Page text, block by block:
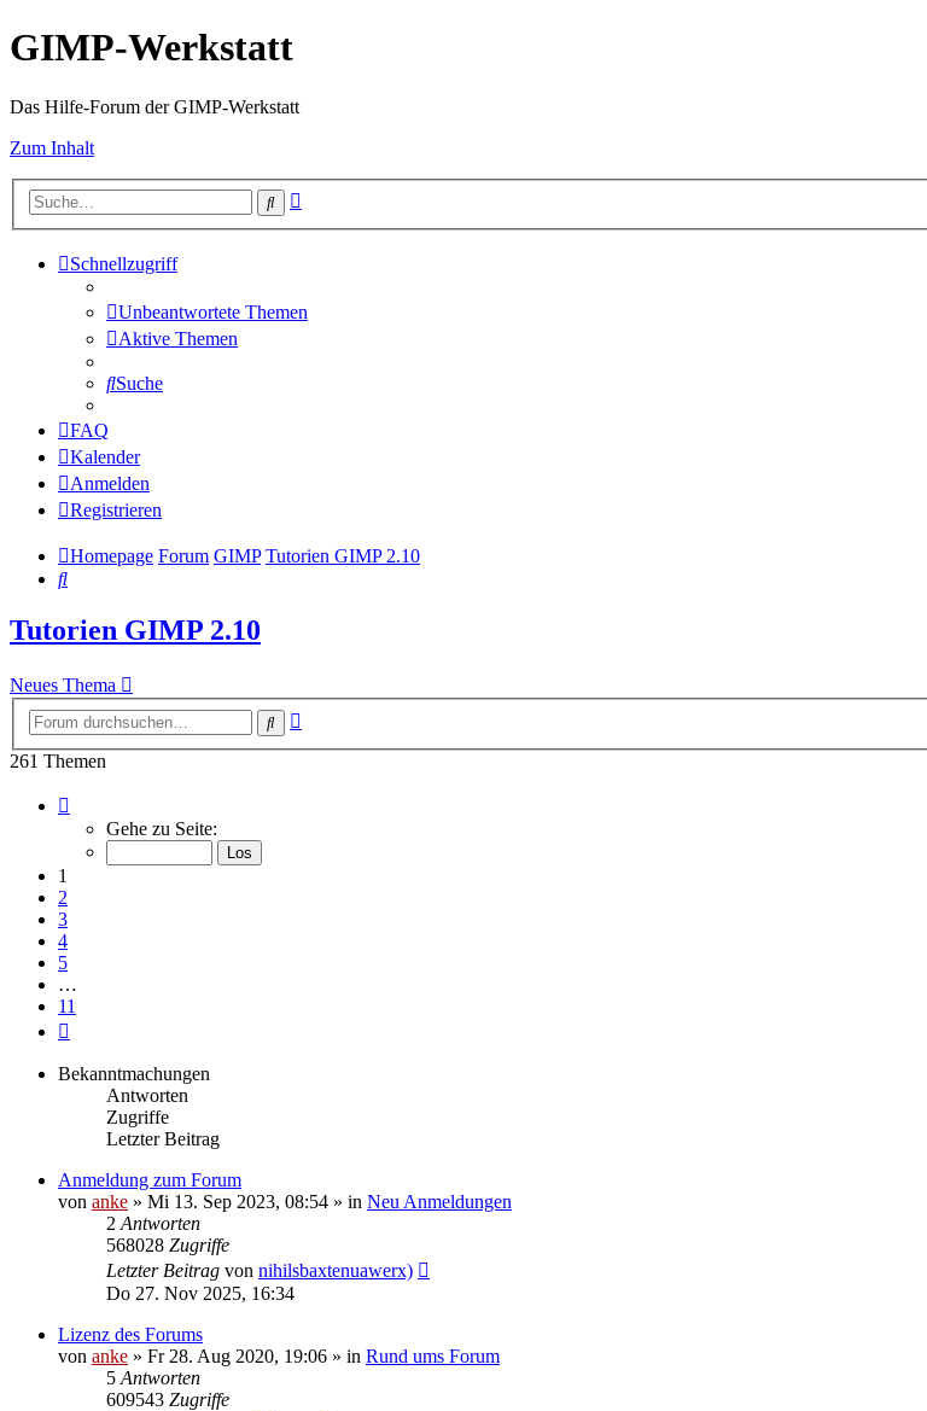
GIMP-Werkstatt
Das Hilfe-Forum der GIMP-Werkstatt
Zum Inhalt
Suche
Schnellzugriff
Unbeantwortete Themen
Aktive Themen
Suche
FAQ
Kalender
Anmelden
Registrieren
Homepage Forum GIMP Tutorien GIMP 2.10
Suche
Tutorien GIMP 2.10
Neues Thema
Suche
261 Themen
von
Gehe zu Seite:
1
2
3
4
5
…
11
Bekanntmachungen
Antworten
Zugriffe
Letzter Beitrag
Anmeldung zum Forum
von anke » Mi 13. Sep 2023, 08:54 » in Neu Anmeldungen
2 Antworten
568028 Zugriffe
Letzter Beitrag von nihilsbaxtenuawerx)
Do 27. Nov 2025, 16:34
Lizenz des Forums
von anke » Fr 28. Aug 2020, 19:06 » in Rund ums Forum
5 Antworten
609543 Zugriffe